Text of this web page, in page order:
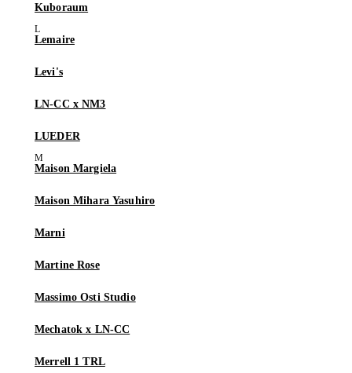
Kuboraum
Lemaire
Levi's
LN-CC x NM3
LUEDER
Maison Margiela
Maison Mihara Yasuhiro
Marni
Martine Rose
Massimo Osti Studio
Mechatok x LN-CC
Merrell 1 TRL